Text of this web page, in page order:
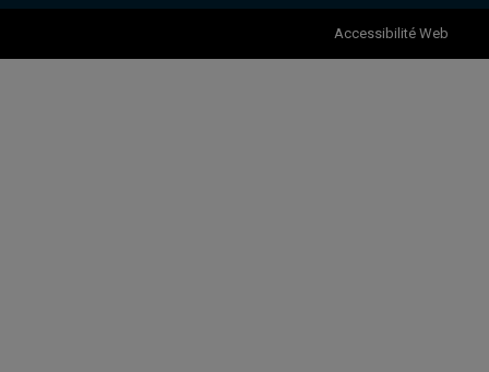
Accessibilité Web